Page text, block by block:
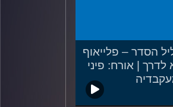
96: ליל הסדר – פלייאוף
יוצא לדרך | אורח: פיני